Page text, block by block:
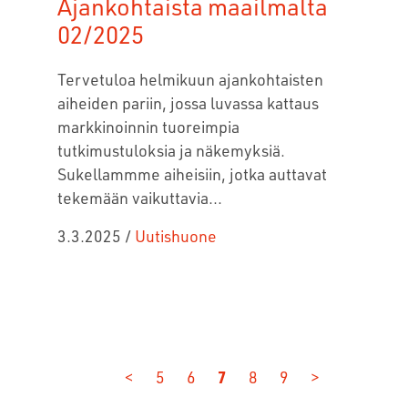
02/2025
Tervetuloa helmikuun ajankohtaisten
aiheiden pariin, jossa luvassa kattaus
markkinoinnin tuoreimpia
tutkimustuloksia ja näkemyksiä.
Sukellammme aiheisiin, jotka auttavat
tekemään vaikuttavia...
3.3.2025 / Uutishuone
< 5 6 7 8 9 >